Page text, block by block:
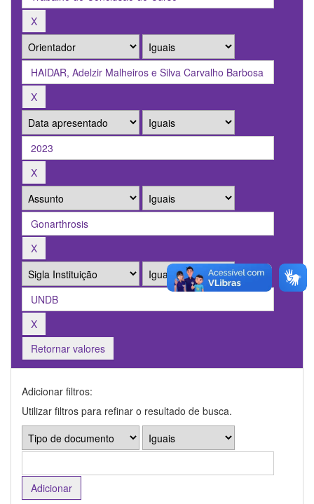
Retornar valores
Adicionar filtros:
Utilizar filtros para refinar o resultado de busca.